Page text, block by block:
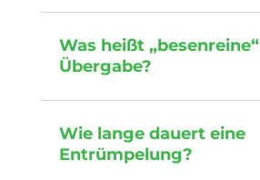
Was heißt „besenreine“
Übergabe?
Wie lange dauert eine
Entrümpelung?